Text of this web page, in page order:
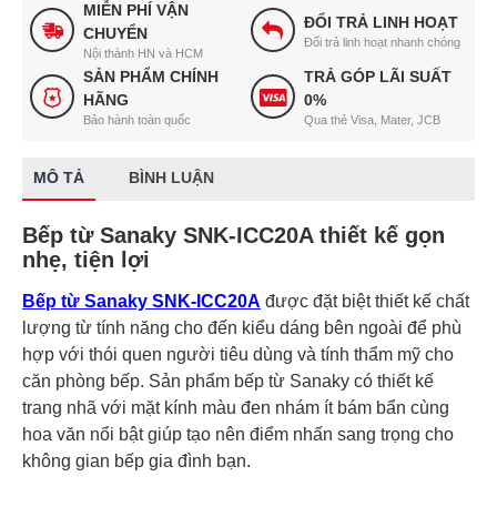
MIỄN PHÍ VẬN
CHUYỂN
Nội thành HN và HCM
ĐỔI TRẢ LINH HOẠT
Đổi trả linh hoạt nhanh chóng
SẢN PHẨM CHÍNH
HÃNG
Bảo hành toàn quốc
TRẢ GÓP LÃI SUẤT
0%
Qua thẻ Visa, Mater, JCB
MÔ TẢ BÌNH LUẬN
Bếp từ Sanaky SNK-ICC20A thiết kế gọn
nhẹ, tiện lợi
Bếp từ Sanaky SNK-ICC20A được đặt biệt thiết kế chất
lượng từ tính năng cho đến kiểu dáng bên ngoài để phù
hợp với thói quen người tiêu dùng và tính thẩm mỹ cho
căn phòng bếp. Sản phẩm bếp từ Sanaky có thiết kế
trang nhã với mặt kính màu đen nhám ít bám bẩn cùng
hoa văn nổi bật giúp tạo nên điểm nhấn sang trọng cho
không gian bếp gia đình bạn.